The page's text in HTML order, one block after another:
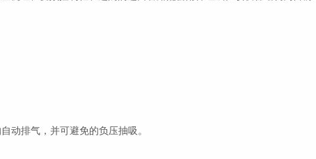
动排气，并可避免的负压抽吸。